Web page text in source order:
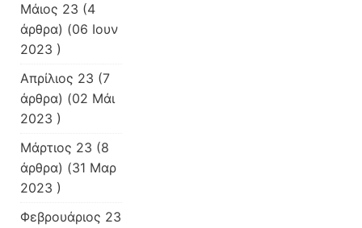
Μάιος 23 (4
άρθρα) (06 Ιουν
2023 )
Απρίλιος 23 (7
άρθρα) (02 Μάι
2023 )
Μάρτιος 23 (8
άρθρα) (31 Μαρ
2023 )
Φεβρουάριος 23